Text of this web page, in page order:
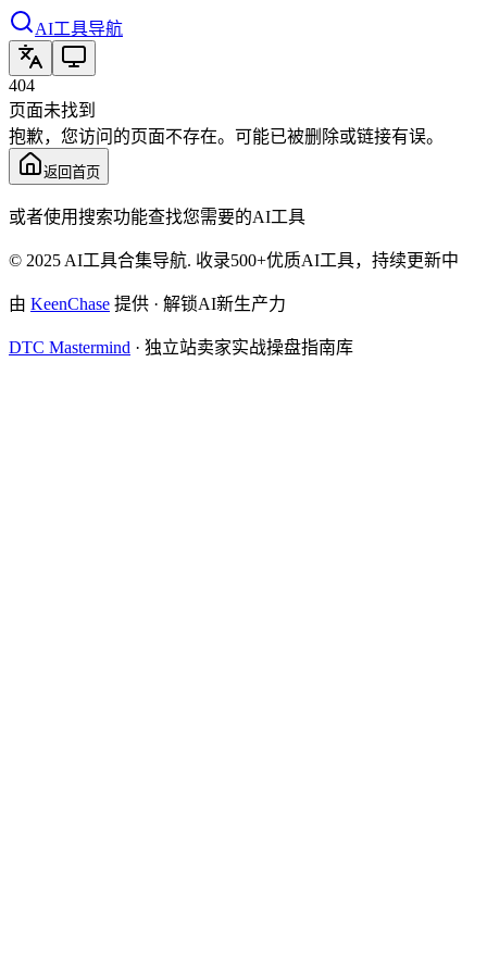
AI工具导航
404
页面未找到
抱歉，您访问的页面不存在。可能已被删除或链接有误。
返回首页
或者使用搜索功能查找您需要的AI工具
© 2025 AI工具合集导航. 收录500+优质AI工具，持续更新中
由 KeenChase 提供 · 解锁AI新生产力
DTC Mastermind · 独立站卖家实战操盘指南库